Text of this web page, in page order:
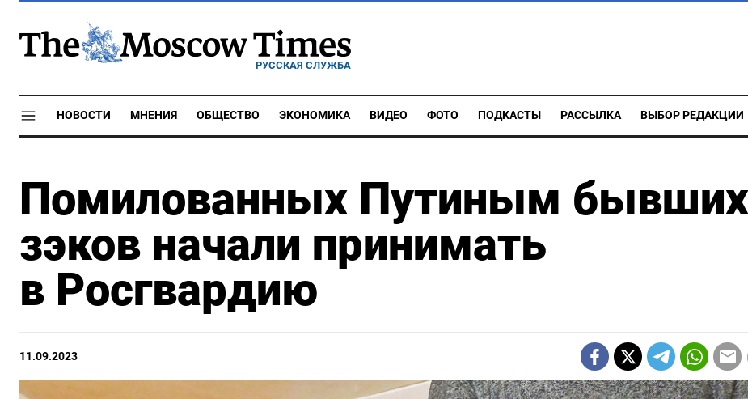
РУССКАЯ СЛУЖБА
НОВОСТИ МНЕНИЯ ОБЩЕСТВО ЭКОНОМИКА ВИДЕО ФОТО ПОДКАСТЫ РАССЫЛКА ВЫБОР РЕДАКЦИИ
Помилованных Путиным бывших
зэков начали принимать
в Росгвардию
11.09.2023